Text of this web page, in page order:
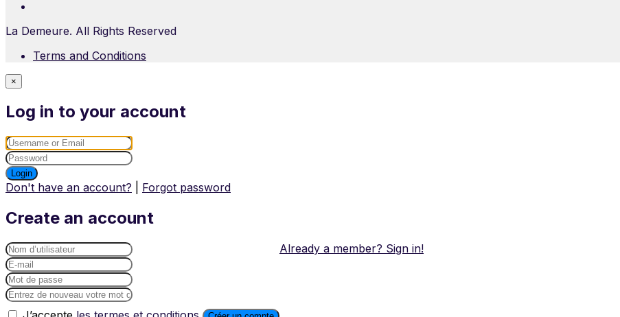
La Demeure. All Rights Reserved
Terms and Conditions
×
Log in to your account
Login
Don't have an account? Forgot password
Create an account
Already a member? Sign in!